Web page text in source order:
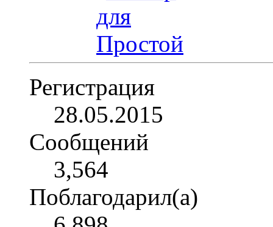
Регистрация
28.05.2015
Сообщений
3,564
Поблагодарил(а)